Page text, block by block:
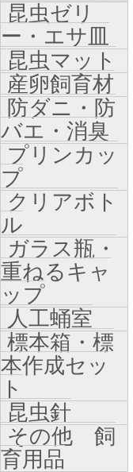
昆虫ゼリ
ー・エサ皿
昆虫マット
産卵飼育材
防ダニ・防
バエ・消臭
プリンカッ
プ
クリアボト
ル
ガラス瓶・
重ねるキャ
ップ
人工蛹室
標本箱・標
本作成セッ
ト
昆虫針
その他 飼
育用品